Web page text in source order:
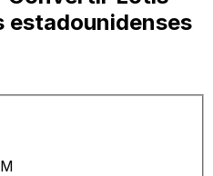
estadounidenses
M